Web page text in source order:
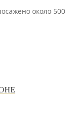
около 500